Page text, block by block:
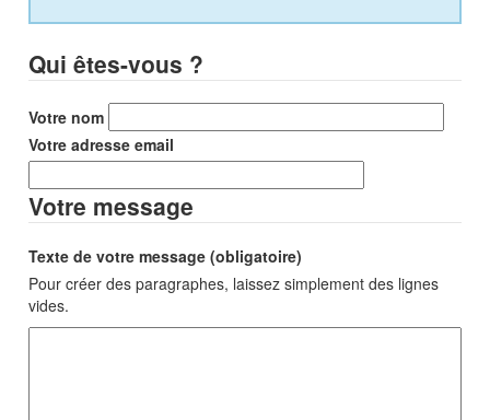
Qui êtes-vous ?
Votre nom
Votre adresse email
Votre message
Texte de votre message (obligatoire)
Pour créer des paragraphes, laissez simplement des lignes
vides.